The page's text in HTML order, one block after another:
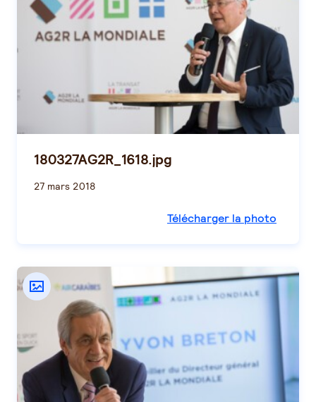
180327AG2R_1618.jpg
27 mars 2018
Télécharger la photo